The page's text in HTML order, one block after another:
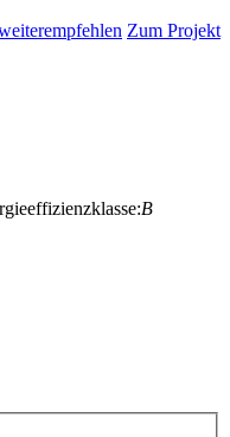
Zum Projekt
B